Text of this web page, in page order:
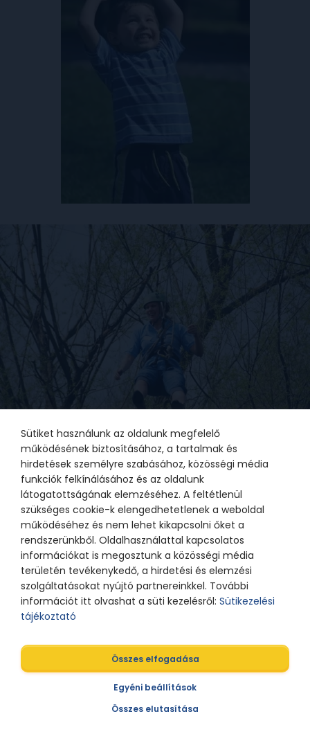
Sütiket használunk az oldalunk megfelelő
működésének biztosításához, a tartalmak és
hirdetések személyre szabásához, közösségi média
funkciók felkínálásához és az oldalunk
látogatottságának elemzéséhez. A feltétlenül
szükséges cookie-k elengedhetetlenek a weboldal
működéséhez és nem lehet kikapcsolni őket a
rendszerünkből. Oldalhasználattal kapcsolatos
információkat is megosztunk a közösségi média
területén tevékenykedő, a hirdetési és elemzési
szolgáltatásokat nyújtó partnereinkkel. További
információt itt olvashat a süti kezelésről: Sütikezelési
tájékoztató
Összes elfogadása
Egyéni beállítások
Összes elutasítása